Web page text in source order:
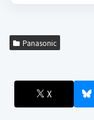
Panasonic
X